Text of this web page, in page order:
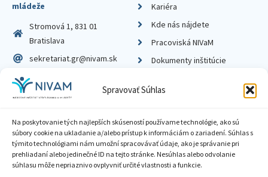
Spravovať Súhlas
Na poskytovanie tých najlepších skúseností používame technológie, ako sú
súbory cookie na ukladanie a/alebo prístup k informáciám o zariadení. Súhlas s
týmito technológiami nám umožní spracovávať údaje, ako je správanie pri
prehliadaní alebo jedinečné ID na tejto stránke. Nesúhlas alebo odvolanie
súhlasu môže nepriaznivo ovplyvniť určité vlastnosti a funkcie.
mládeže
Stromová 1, 831 01
Bratislava
sekretariat.gr@nivam.sk
IČO: 00164348
DIČ: 2020798714
Kariéra
Kde nás nájdete
Pracoviská NIVaM
Dokumenty inštitúcie
Zásady ochrany súkromia